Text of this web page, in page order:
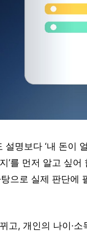
명보다 ‘내 돈이
’를 먼저 알고 싶
으로 실제 판단에
고, 개인의 나이·소